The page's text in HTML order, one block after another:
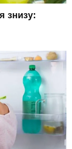
знизу: